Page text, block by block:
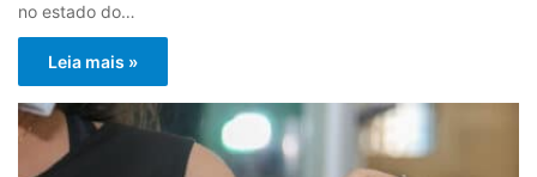
no estado do…
Leia mais »